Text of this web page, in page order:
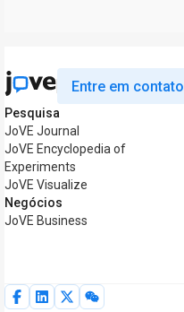
Entre em contato
Pesquisa
JoVE Journal
JoVE Encyclopedia of
Experiments
JoVE Visualize
Negócios
JoVE Business